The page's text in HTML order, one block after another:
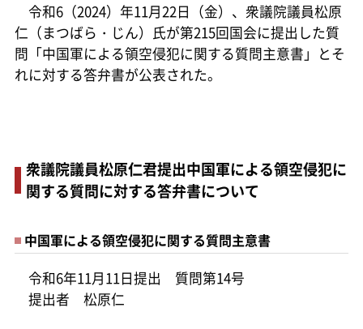
令和6（2024）年11月22日（金）、衆議院議員松原
仁（まつばら・じん）氏が第215回国会に提出した質
問「中国軍による領空侵犯に関する質問主意書」とそ
れに対する答弁書が公表された。
衆議院議員松原仁君提出中国軍による領空侵犯に
関する質問に対する答弁書について
中国軍による領空侵犯に関する質問主意書
令和6年11月11日提出 質問第14号
提出者 松原仁